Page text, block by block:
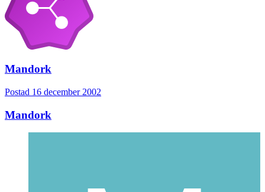
Mandork
Postad 16 december 2002
Mandork